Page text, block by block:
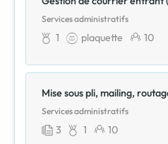
Services administratifs
1 plaquette 10
Mise sous pli, mailing,
Services administratifs
3 1 10